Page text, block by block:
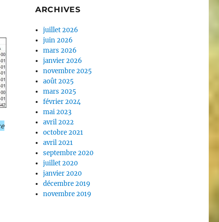
ARCHIVES
juillet 2026
juin 2026
mars 2026
janvier 2026
novembre 2025
août 2025
mars 2025
février 2024
mai 2023
avril 2022
octobre 2021
avril 2021
septembre 2020
juillet 2020
janvier 2020
décembre 2019
novembre 2019